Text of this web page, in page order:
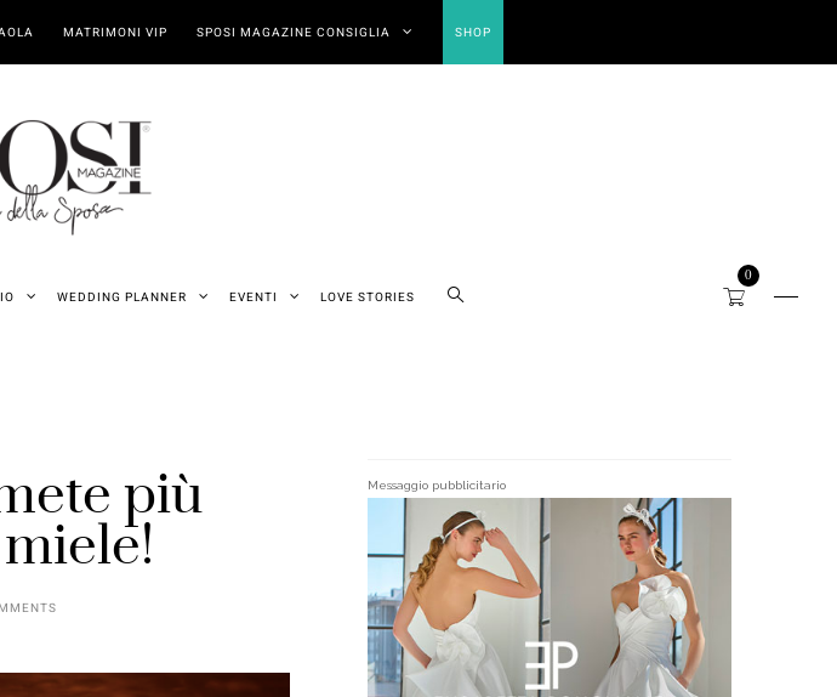
MATRIMONI VIP SPOSI MAGAZINE CONSIGLIA SHOP
WEDDING PLANNER EVENTI LOVE STORIES
0
più Messaggio pubblicitario